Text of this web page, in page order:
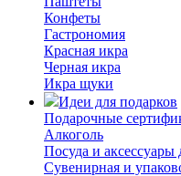
Конфеты
Гастрономия
Красная икра
Черная икра
Икра щуки
Идеи для подарков
Подарочные
Алкоголь
Посуда и аксессуары
Сувенирная и